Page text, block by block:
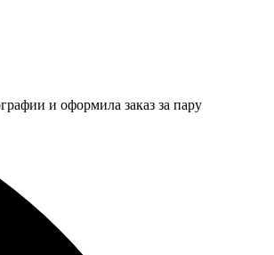
и оформила заказ за пару